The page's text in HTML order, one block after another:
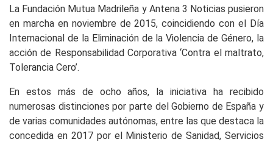
La Fundación Mutua Madrileña y Antena 3 Noticias pusieron
en marcha en noviembre de 2015, coincidiendo con el Día
Internacional de la Eliminación de la Violencia de Género, la
acción de Responsabilidad Corporativa ‘Contra el maltrato,
Tolerancia Cero’.
En estos más de ocho años, la iniciativa ha recibido
numerosas distinciones por parte del Gobierno de España y
de varias comunidades autónomas, entre las que destaca la
concedida en 2017 por el Ministerio de Sanidad, Servicios